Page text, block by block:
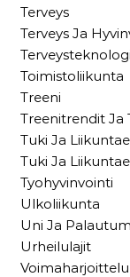
Terveys
Terveys Ja
Toimistoliikunta
Treeni
Treenitrendit Ja
Tuki Ja
Tuki Ja
Tyohyvinvointi
Ulkoliikunta
Uni Ja
Urheilulajit
Voimaharjoittelu